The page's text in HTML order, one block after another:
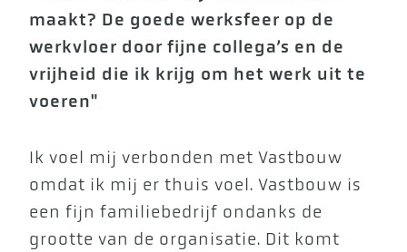
maakt? De goede werksfeer op de
werkvloer door fijne collega’s en de
vrijheid die ik krijg om het werk uit te
voeren"
Ik voel mij verbonden met Vastbouw
omdat ik mij er thuis voel. Vastbouw is
een fijn familiebedrijf ondanks de
grootte van de organisatie. Dit komt